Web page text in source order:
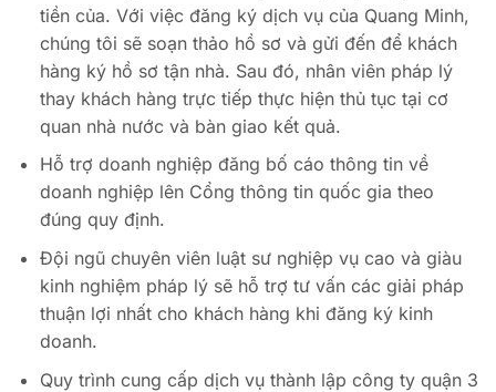
tiền của. Với việc đăng ký dịch vụ của Quang Minh,
chúng tôi sẽ soạn thảo hồ sơ và gửi đến để khách
hàng ký hồ sơ tận nhà. Sau đó, nhân viên pháp lý
thay khách hàng trực tiếp thực hiện thủ tục tại cơ
quan nhà nước và bàn giao kết quả.
Hỗ trợ doanh nghiệp đăng bố cáo thông tin về
doanh nghiệp lên Cổng thông tin quốc gia theo
đúng quy định.
Đội ngũ chuyên viên luật sư nghiệp vụ cao và giàu
kinh nghiệm pháp lý sẽ hỗ trợ tư vấn các giải pháp
thuận lợi nhất cho khách hàng khi đăng ký kinh
doanh.
Quy trình cung cấp dịch vụ thành lập công ty quận 3